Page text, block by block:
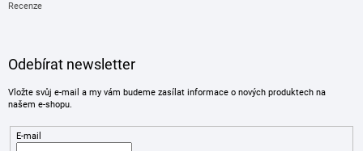
Recenze
Odebírat newsletter
Vložte svůj e-mail a my vám budeme zasílat informace o nových produktech na
našem e-shopu.
E-mail